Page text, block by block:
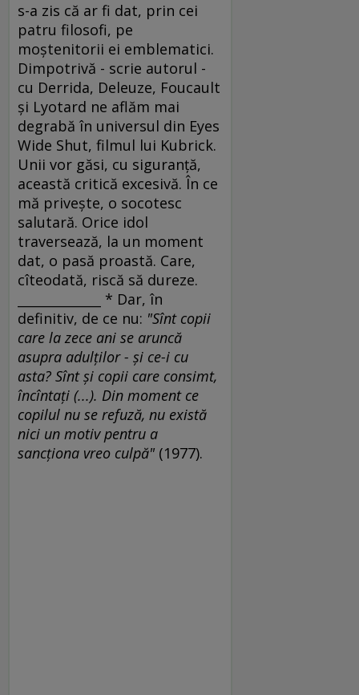
s-a zis că ar fi dat, prin cei
patru filosofi, pe
moştenitorii ei emblematici.
Dimpotrivă - scrie autorul -
cu Derrida, Deleuze, Foucault
şi Lyotard ne aflăm mai
degrabă în universul din Eyes
Wide Shut, filmul lui Kubrick.
Unii vor găsi, cu siguranţă,
această critică excesivă. În ce
mă priveşte, o socotesc
salutară. Orice idol
traversează, la un moment
dat, o pasă proastă. Care,
cîteodată, riscă să dureze.
_____________ * Dar, în
definitiv, de ce nu: "Sînt copii
care la zece ani se aruncă
asupra adulţilor - şi ce-i cu
asta? Sînt şi copii care consimt,
încîntaţi (...). Din moment ce
copilul nu se refuză, nu există
nici un motiv pentru a
sancţiona vreo culpă" (1977).